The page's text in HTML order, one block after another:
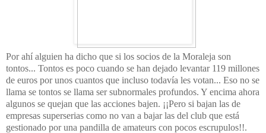
Por ahí alguien ha dicho que si los socios de la Moraleja son
tontos... Tontos es poco cuando se han dejado levantar 119 millones
de euros por unos cuantos que incluso todavía les votan... Eso no se
llama se tontos se llama ser subnormales profundos. Y encima ahora
algunos se quejan que las acciones bajen. ¡¡Pero si bajan las de
empresas superserias como no van a bajar las del club que está
gestionado por una pandilla de amateurs con pocos escrupulos!!.